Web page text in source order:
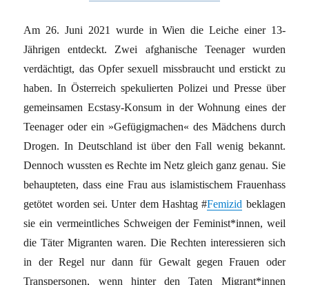
Am 26. Juni 2021 wurde in Wien die Leiche einer 13-
Jährigen entdeckt. Zwei afghanische Teenager wurden
verdächtigt, das Opfer sexuell missbraucht und erstickt zu
haben. In Österreich spekulierten Polizei und Presse über
gemeinsamen Ecstasy-Konsum in der Wohnung eines der
Teenager oder ein »Gefügigmachen« des Mädchens durch
Drogen. In Deutschland ist über den Fall wenig bekannt.
Dennoch wussten es Rechte im Netz gleich ganz genau. Sie
behaupteten, dass eine Frau aus islamistischem Frauenhass
getötet worden sei. Unter dem Hashtag #Femizid beklagen
sie ein vermeintliches Schweigen der Feminist*innen, weil
die Täter Migranten waren. Die Rechten interessieren sich
in der Regel nur dann für Gewalt gegen Frauen oder
Transpersonen, wenn hinter den Taten Migrant*innen